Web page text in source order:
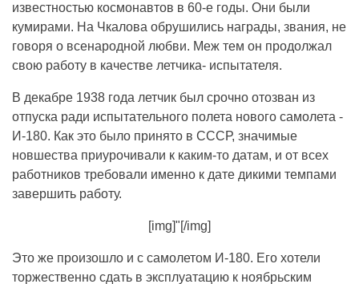
известностью космонавтов в 60-е годы. Они были
кумирами. На Чкалова обрушились награды, звания, не
говоря о всенародной любви. Меж тем он продолжал
свою работу в качестве летчика- испытателя.
В декабре 1938 года летчик был срочно отозван из
отпуска ради испытательного полета нового самолета -
И-180. Как это было принято в СССР, значимые
новшества приурочивали к каким-то датам, и от всех
работников требовали именно к дате дикими темпами
завершить работу.
[img]"[/img]
Это же произошло и с самолетом И-180. Его хотели
торжественно сдать в эксплуатацию к ноябрьским